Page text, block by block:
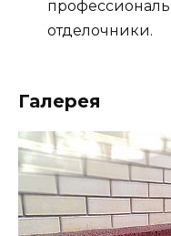
отделочники.
Галерея